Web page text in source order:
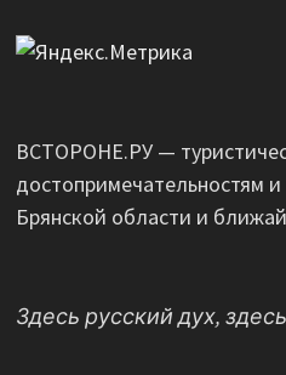
ВСТОРОНЕ.РУ —
достопримечательностям
Брянской области и
Здесь русский дух,